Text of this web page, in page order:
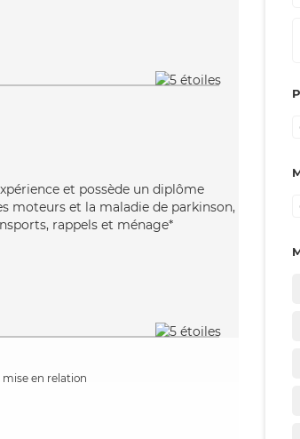
et possède un diplôme
moteurs et la maladie de parkinson,
rappels et ménage*
en relation